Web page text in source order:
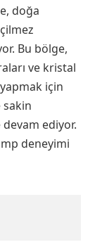
doğa
Bu bölge,
ve kristal
için
sakin
ediyor.
deneyimi